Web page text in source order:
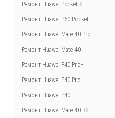
Ремонт Huawei Pocket S
Ремонт Huawei P50 Pocket
Ремонт Huawei Mate 40 Pro+
Ремонт Huawei Mate 40
Ремонт Huawei P40 Pro+
Ремонт Huawei P40 Pro
Ремонт Huawei P40
Ремонт Huawei Mate 40 RS